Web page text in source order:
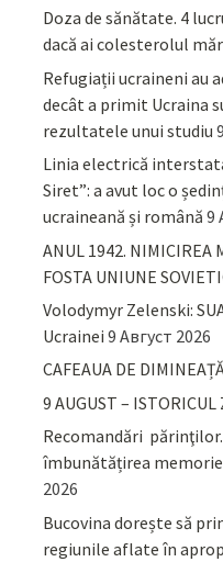
Doza de sănătate. 4
dacă ai colesterolul
Refugiații ucraineni au
decât a primit Ucraina
rezultatele unui studiu
Linia electrică
Siret”: a avut loc o
ucraineană și română 9
ANUL 1942. NIMICIREA
FOSTA UNIUNE
Volodymyr Zelenski:
Ucrainei 9 Август 2026
CAFEAUA DE
9 AUGUST – ISTORICUL
Recomandări
îmbunătățirea
2026
Bucovina dorește să
regiunile aflate în